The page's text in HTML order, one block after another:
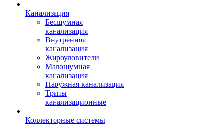
Канализация
Бесшумная
канализация
Внутренняя
канализация
Жироуловители
Малошумная
канализация
Наружная канализация
Трапы
канализационные
Коллекторные системы